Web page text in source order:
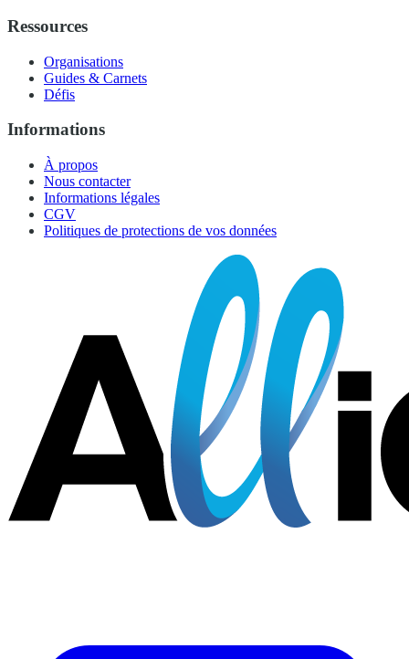
Ressources
Organisations
Guides & Carnets
Défis
Informations
À propos
Nous contacter
Informations légales
CGV
Politiques de protections de vos données